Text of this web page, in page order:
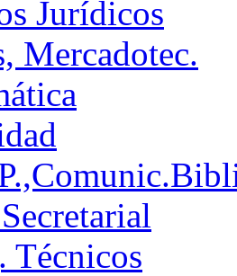
Jurídicos
Mercadotec.
Técnicos